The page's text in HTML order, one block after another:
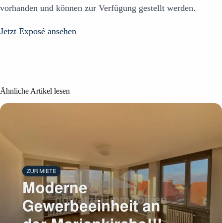
vorhanden und können zur Verfügung gestellt werden.
Jetzt Exposé ansehen
Ähnliche Artikel lesen